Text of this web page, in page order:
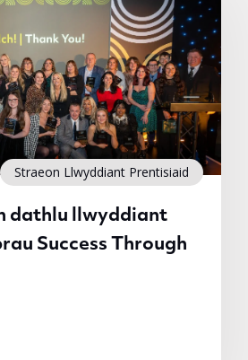
Straeon Llwyddiant Prentisiaid
dathlu llwyddiant
Success Through